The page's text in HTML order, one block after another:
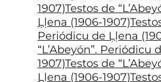
1907)Testos de
Ḷḷena (1906-
Periódicu de Ḷḷena
“L’Abeyón”. Periódicu
1907)Testos de
Ḷḷena (1906-